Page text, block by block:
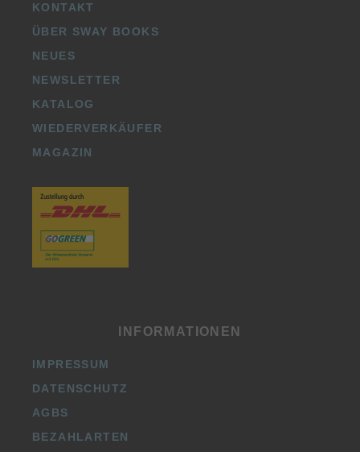
KONTAKT
ÜBER SWAY BOOKS
NEUES
NEWSLETTER
KATALOG
WIEDERVERKÄUFER
MAGAZIN
INFORMATIONEN
IMPRESSUM
DATENSCHUTZ
AGBS
BEZAHLARTEN